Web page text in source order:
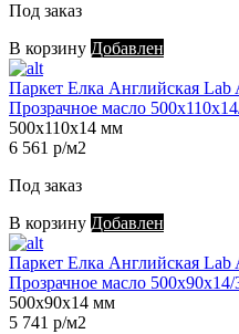
Под заказ
В корзину Добавлен
Паркет Елка Английская
Прозрачное масло
500х110х14 мм
6 561 р/м2
Под заказ
В корзину Добавлен
Паркет Елка Английская Lab
Прозрачное масло 500х90х14/
500х90х14 мм
5 741 р/м2